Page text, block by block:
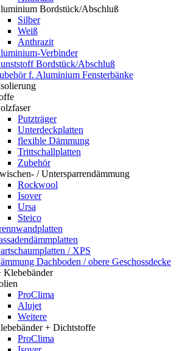
Bordstück/Abschluß
Silber
Weiß
Anthrazit
Verbinder
Bordstück/Abschluß
f. Aluminium Fensterbänke
Putzträger
Unterdeckplatten
flexible Dämmung
Trittschallplatten
Zubehör
/ Untersparrendämmung
Rockwool
Isover
Ursa
Steico
/ XPS
Dachboden / obere Geschossdecke
Klebebänder
ProClima
Alujet
Weitere
+ Dichtstoffe
ProClima